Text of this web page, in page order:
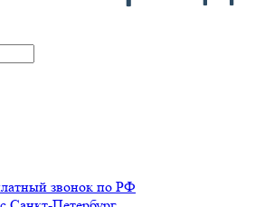
звонок по РФ